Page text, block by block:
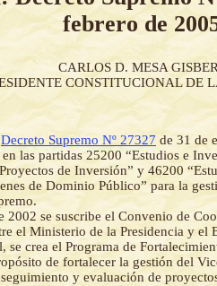
febrero de
CARLOS D. MESA
CONSTITUCIONAL DE
Decreto Supremo Nº 27327 de 31 de
las partidas 25200 “Estudios e
de Inversión” y 46200
de Dominio Público” para la
2002 se suscribe el Convenio de
el Ministerio de la Presidencia y el
se crea el Programa de
de fortalecer la gestión del
y evaluación de